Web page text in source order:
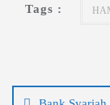
Tags :
pos